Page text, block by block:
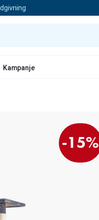
Kampanje
-15%